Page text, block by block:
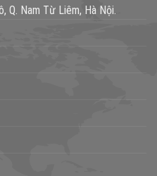
Q. Nam Từ Liêm, Hà Nội.